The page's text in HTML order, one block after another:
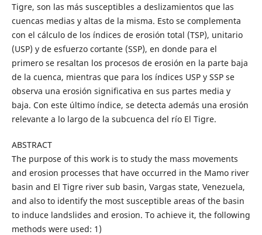
Tigre, son las más susceptibles a deslizamientos que las
cuencas medias y altas de la misma. Esto se complementa
con el cálculo de los índices de erosión total (TSP), unitario
(USP) y de esfuerzo cortante (SSP), en donde para el
primero se resaltan los procesos de erosión en la parte baja
de la cuenca, mientras que para los índices USP y SSP se
observa una erosión significativa en sus partes media y
baja. Con este último índice, se detecta además una erosión
relevante a lo largo de la subcuenca del río El Tigre.
ABSTRACT
The purpose of this work is to study the mass movements
and erosion processes that have occurred in the Mamo river
basin and El Tigre river sub basin, Vargas state, Venezuela,
and also to identify the most susceptible areas of the basin
to induce landslides and erosion. To achieve it, the following
methods were used: 1)